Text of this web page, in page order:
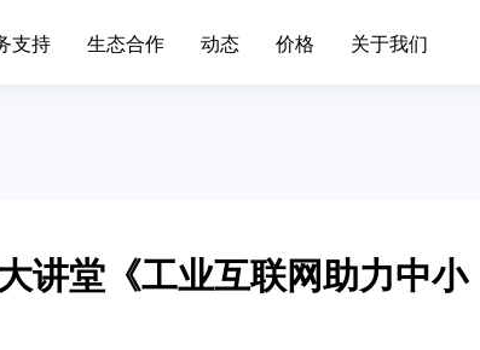
呼叫中心
BDS平台
发挥了巨大作...
增长。面临快速变化的市场，产...
支持 生态合作 动态 价格 关于我们
讲堂《工业互联网助力中小